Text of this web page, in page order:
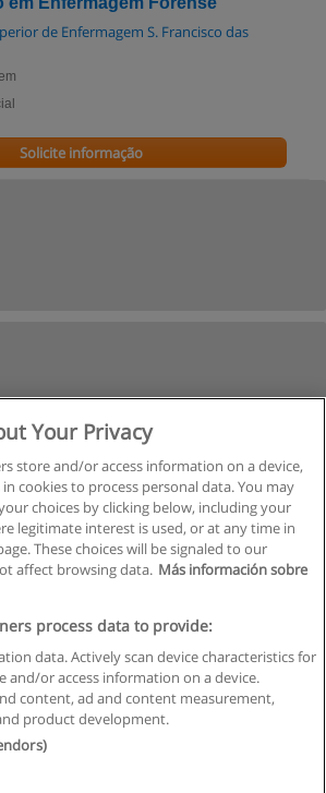
de Enfermagem S. Francisco das
Solicite informação
Regras de uso
Privacidade de dados
Your Privacy
store and/or access information on a device,
cookies to process personal data. You may
choices by clicking below, including your
legitimate interest is used, or at any time in
These choices will be signaled to our
affect browsing data. Más información sobre
process data to provide:
data. Actively scan device characteristics for
and/or access information on a device.
content, ad and content measurement,
product development.